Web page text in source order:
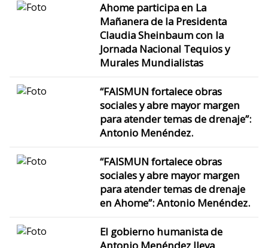
Ahome participa en La
Mañanera de la Presidenta
Claudia Sheinbaum con la
Jornada Nacional Tequios y
Murales Mundialistas
“FAISMUN fortalece obras
sociales y abre mayor margen
para atender temas de drenaje”:
Antonio Menéndez.
“FAISMUN fortalece obras
sociales y abre mayor margen
para atender temas de drenaje
en Ahome”: Antonio Menéndez.
El gobierno humanista de